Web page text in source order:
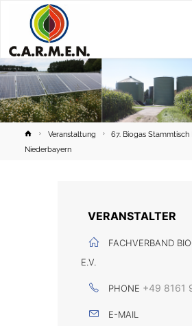
HomeVeranstaltung
67. Biogas
Niederbayern
VERANSTALTER
FACHVERBAND
E.V.
PHONE +49 8161
E-MAIL